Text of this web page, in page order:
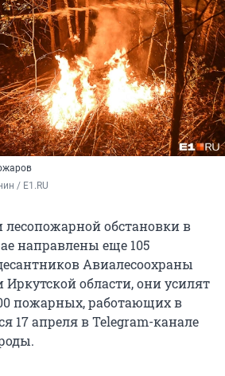
/ E1.RU
обстановки в
направлены еще 105
Авиалесоохраны
области, они усилят
пожарных, работающих в
17 апреля в Telegram-канале